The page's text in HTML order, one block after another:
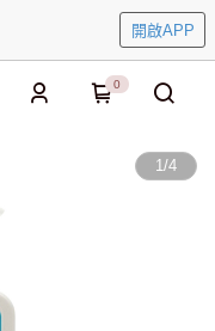
開啟APP
0
1/4